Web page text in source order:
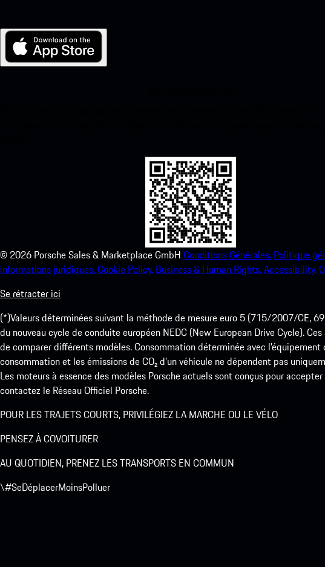
© 2026 Porsche Sales & Marketplace GmbH Conditions Générales. Politique
informations juridiques.Cookie Policy. Business & Human Rights.Accessibility.
Se rétracter ici
(*)Valeurs déterminées suivant la méthode de mesure euro 5 (715/2007/
du nouveau cycle de conduite européen NEDC (New European Drive Cycle).
de comparer différents modèles. Consommation déterminée avec
consommation et les émissions de CO₂ d’un véhicule ne dépendent pas
Les moteurs à essence des modèles Porsche actuels sont conçus pour
contactez le Réseau Officiel Porsche.
POUR LES TRAJETS COURTS, PRIVILÉGIEZ LA MARCHE OU LE VÉLO
PENSEZ À COVOITURER
AU QUOTIDIEN, PRENEZ LES TRANSPORTS EN COMMUN
\#SeDéplacerMoinsPolluer